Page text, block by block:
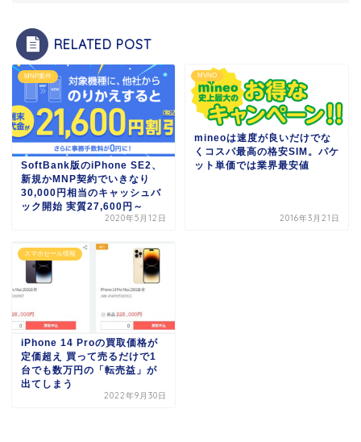
RELATED POST
MNP案件
SoftBank版のiPhone SE2、
新規かMNP契約でいきなり
30,000円相当のキャッシュバ
ック開始 実質27,600円～
2020年5月12日
MVNO
mineoは速度が良いだけでな
くコスパ最高の格安SIM。パケ
ット単価では業界最安値
2016年3月21日
スマホセール情報
iPhone 14 Proの買取価格が
定価超え 買って売るだけで1
台でも数万円の「転売益」が
出てしまう
2022年9月30日